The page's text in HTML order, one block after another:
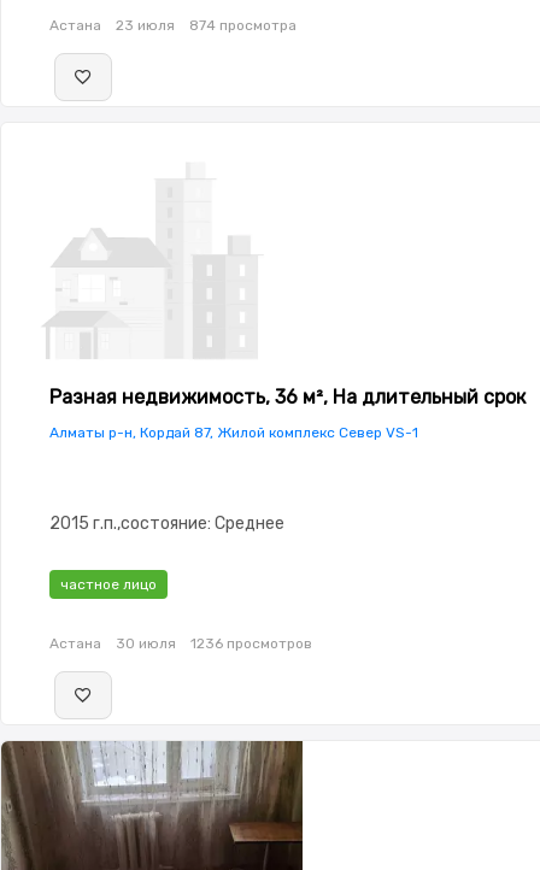
Астана 23 июля 874 просмотра
Разная недвижимость, 36 м², На длительный срок
Алматы р-н, Кордай 87, Жилой комплекс Север VS-1
2015 г.п.,состояние: Среднее
частное лицо
Астана 30 июля 1236 просмотров